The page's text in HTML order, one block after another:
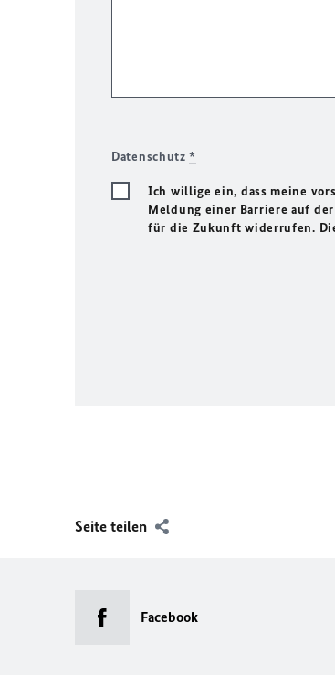
Datenschutz*
Ich willige ein, dass meine
Meldung einer Barriere auf
für die Zukunft widerrufen.
Seite teilen
Facebook